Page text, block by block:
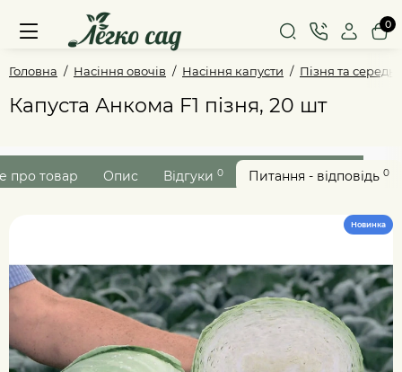
0
Головна Насіння овочів Насіння капусти Пізня та
Капуста Анкома F1 пізня, 20 шт
про товар Опис Відгуки 0 Питання - відповідь 0
Новинка